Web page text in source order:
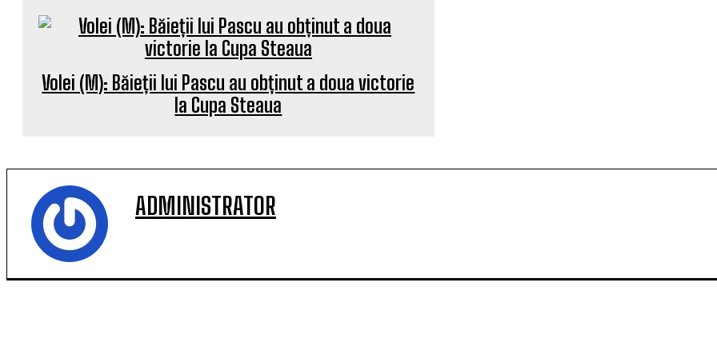
Volei (M): Băieții lui Pascu au obținut a doua victorie
la Cupa Steaua
ADMINISTRATOR